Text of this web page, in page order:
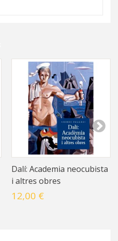
Dalí: Academia neocubista
i altres obres
12,00 €